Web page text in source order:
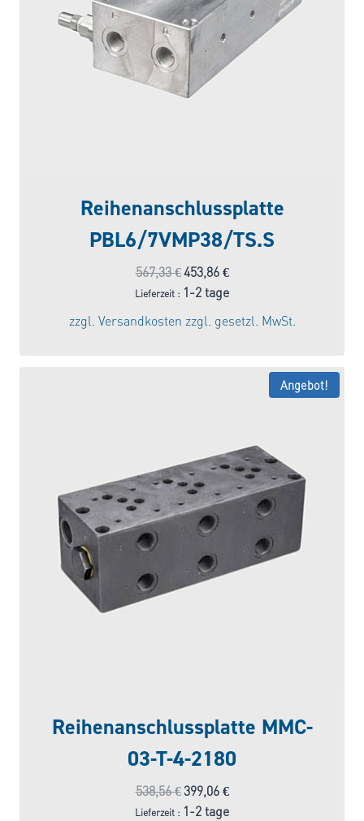
Reihenanschlussplatte
PBL6/7VMP38/TS.S
567,33€Ursprünglicher
Preis
war:
567,33 €
453,86 €Aktueller
Preis
Lieferzeit : 1-2 tage
zzgl. Versandkosten zzgl. gesetzl. MwSt.
Angebot!
Reihenanschlussplatte MMC-
03-T-4-2180
538,56€Ursprünglicher
Preis
399,06 €Aktueller
Preis
Lieferzeit : 1-2 tage